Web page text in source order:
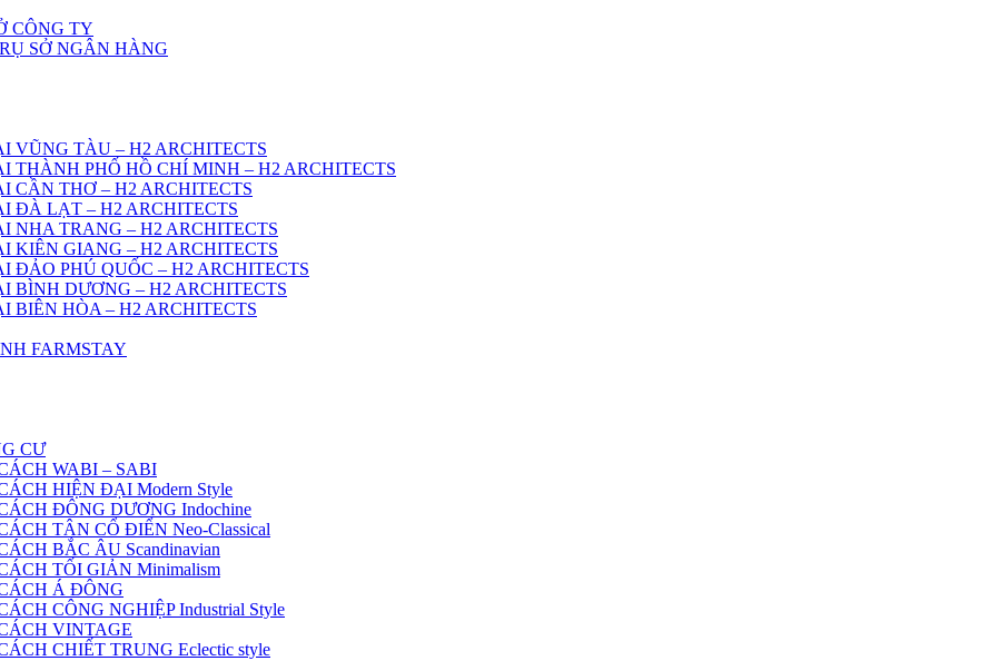
CÔNG TY
SỞ NGÂN HÀNG
VŨNG TÀU – H2 ARCHITECTS
THÀNH PHỐ HỒ CHÍ MINH – H2 ARCHITECTS
CẦN THƠ – H2 ARCHITECTS
ĐÀ LẠT – H2 ARCHITECTS
NHA TRANG – H2 ARCHITECTS
KIÊN GIANG – H2 ARCHITECTS
ĐẢO PHÚ QUỐC – H2 ARCHITECTS
BÌNH DƯƠNG – H2 ARCHITECTS
BIÊN HÒA – H2 ARCHITECTS
FARMSTAY
CƯ
WABI – SABI
HIỆN ĐẠI Modern Style
ĐÔNG DƯƠNG Indochine
TÂN CỔ ĐIỂN Neo-Classical
BẮC ÂU Scandinavian
TỐI GIẢN Minimalism
Á ĐÔNG
CÔNG NGHIỆP Industrial Style
VINTAGE
CHIẾT TRUNG Eclectic style